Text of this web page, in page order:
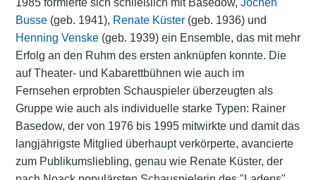
1985 formierte sich schließlich mit Basedow, Jochen
Busse(geb. 1941), Renate Küster(geb. 1936) und
Henning Venske(geb. 1939) ein Ensemble, das mit mehr
Erfolg an den Ruhm des ersten anknüpfen konnte. Die
auf Theater- und Kabarettbühnen wie auch im
Fernsehen erprobten Schauspieler überzeugten als
Gruppe wie auch als individuelle starke Typen: Rainer
Basedow, der von 1976 bis 1995 mitwirkte und damit das
langjährigste Mitglied überhaupt verkörperte, avancierte
zum Publikumsliebling, genau wie Renate Küster, der